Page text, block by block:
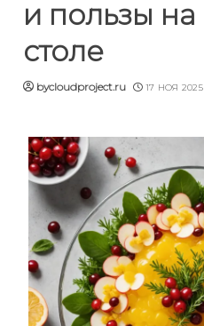
и пользы
столе
bycloudproject.ru 17 НОЯ 2025